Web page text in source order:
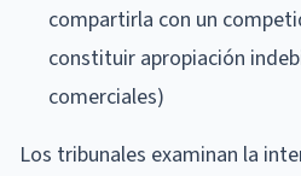
compartirla con un
constituir apropiación
comerciales)
Los tribunales examinan la